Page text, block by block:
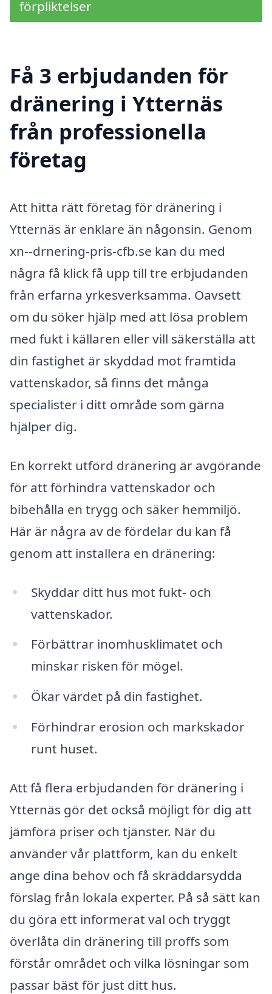
förpliktelser
Få 3 erbjudanden för
dränering i Ytternäs
från professionella
företag
Att hitta rätt företag för dränering i
Ytternäs är enklare än någonsin. Genom
xn--drnering-pris-cfb.se kan du med
några få klick få upp till tre erbjudanden
från erfarna yrkesverksamma. Oavsett
om du söker hjälp med att lösa problem
med fukt i källaren eller vill säkerställa att
din fastighet är skyddad mot framtida
vattenskador, så finns det många
specialister i ditt område som gärna
hjälper dig.
En korrekt utförd dränering är avgörande
för att förhindra vattenskador och
bibehålla en trygg och säker hemmiljö.
Här är några av de fördelar du kan få
genom att installera en dränering:
Skyddar ditt hus mot fukt- och
vattenskador.
Förbättrar inomhusklimatet och
minskar risken för mögel.
Ökar värdet på din fastighet.
Förhindrar erosion och markskador
runt huset.
Att få flera erbjudanden för dränering i
Ytternäs gör det också möjligt för dig att
jämföra priser och tjänster. När du
använder vår plattform, kan du enkelt
ange dina behov och få skräddarsydda
förslag från lokala experter. På så sätt kan
du göra ett informerat val och tryggt
överlåta din dränering till proffs som
förstår området och vilka lösningar som
passar bäst för just ditt hus.